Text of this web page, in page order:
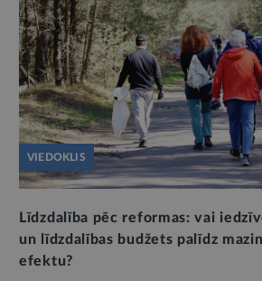
VIEDOKLIS
Līdzdalība pēc reformas: vai
un līdzdalības budžets palīdz
efektu?